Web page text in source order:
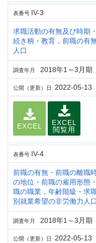
表番号 IV-3
求職活動の有無及び時期
続き柄・教育，前職の有
人口
調査年月 2018年1～3月期
公開（更新）日 2022-05-13
EXCEL
EXCEL
閲覧用
表番号 IV-4
前職の有無・前職の離職
の地位・前職の雇用形態
職の職業，年齢階級・求
別就業希望の非労働力人口
調査年月 2018年1～3月期
公開（更新）日 2022-05-13